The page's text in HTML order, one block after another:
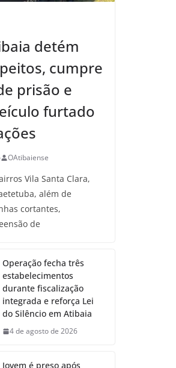
detém
cumpre
prisão e
furtado
OAtibaiense
Vila Santa Clara,
além de
cortantes,
de
Operação fecha três
estabelecimentos
durante fiscalização
integrada e reforça Lei
do Silêncio em Atibaia
4 de agosto de 2026
Jovem é preso após